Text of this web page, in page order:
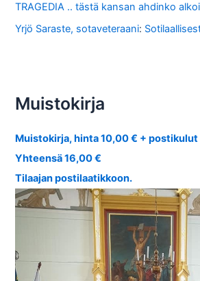
TRAGEDIA .. tästä kansan ahdinko alkoi
Yrjö Saraste, sotaveteraani:
Muistokirja
Muistokirja, hinta 10,00 € + postikulut
Yhteensä 16,00 €
Tilaajan postilaatikkoon.